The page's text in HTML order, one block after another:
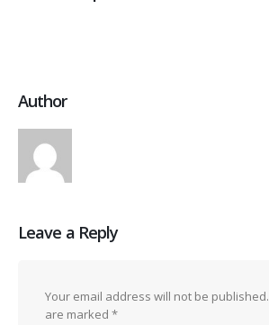
Author
Leave a Reply
Your email address will not be published.
are marked *